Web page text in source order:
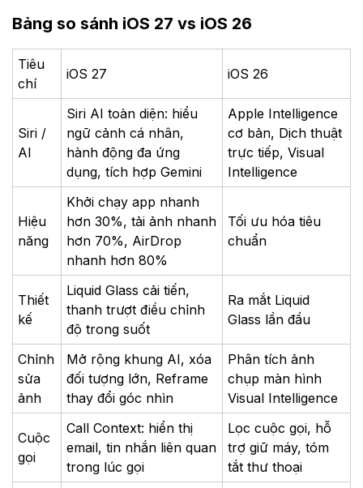
Bảng so sánh iOS 27 vs iOS 26
Tiêu
chí
iOS 27 iOS 26
Siri /
AI
Siri AI toàn diện: hiểu
ngữ cảnh cá nhân,
hành động đa ứng
dụng, tích hợp Gemini
Apple Intelligence
cơ bản, Dịch thuật
trực tiếp, Visual
Intelligence
Hiệu
năng
Khởi chạy app nhanh
hơn 30%, tải ảnh nhanh
hơn 70%, AirDrop
nhanh hơn 80%
Tối ưu hóa tiêu
chuẩn
Thiết
kế
Liquid Glass cải tiến,
thanh trượt điều chỉnh
độ trong suốt
Ra mắt Liquid
Glass lần đầu
Chỉnh
sửa
ảnh
Mở rộng khung AI, xóa
đối tượng lớn, Reframe
thay đổi góc nhìn
Phân tích ảnh
chụp màn hình
Visual Intelligence
Cuộc
gọi
Call Context: hiển thị
email, tin nhắn liên quan
trong lúc gọi
Lọc cuộc gọi, hỗ
trợ giữ máy, tóm
tắt thư thoại